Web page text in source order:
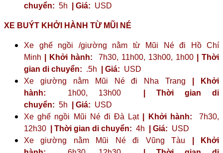
chuyển: 5h | Giá: USD
XE BUÝT KHỞI HÀNH TỪ MŨI NÉ
Xe ghế ngồi /giường nằm từ Mũi Né đi Hồ Chí
Minh
| Khởi hành: 7h30, 11h00, 13h00, 1h00
| Thời
gian di chuyển: .5h | Giá: USD
Xe giường nằm Mũi Né đi Nha Trang
| Khởi
hành: 1h00, 13h00
| Thời gian di
chuyển: 5h | Giá: USD
Xe ghế ngồi Mũi Né đi Đà Lạt
| Khởi hành: 7h30,
12h30
| Thời gian di chuyển: 4h | Giá: USD
Xe giường nằm Mũi Né đi Vũng Tàu
| Khởi